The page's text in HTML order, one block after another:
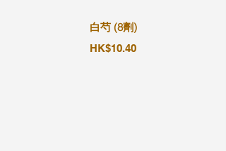
白芍 (8劑)
HK$10.40